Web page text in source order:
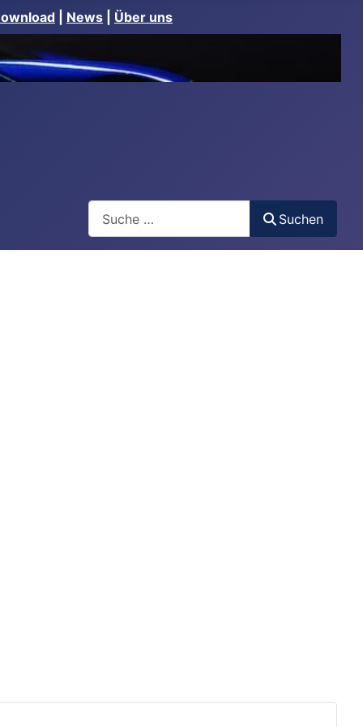
News Über uns
Suchen
Suchen